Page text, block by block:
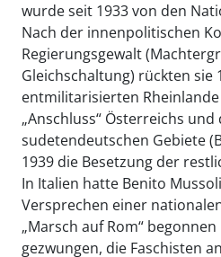
wurde seit 1933 von den
Nach der innenpolitischen
Regierungsgewalt
Gleichschaltung) rückten sie
entmilitarisierten
„Anschluss“ Österreichs
sudetendeutschen Gebiete
1939 die Besetzung der
In Italien hatte Benito
Versprechen einer
„Marsch auf Rom“
gezwungen, die Faschisten